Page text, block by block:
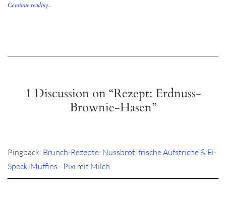
Continue reading...
1 Discussion on “Rezept: Erdnuss-
Brownie-Hasen”
Pingback: Brunch-Rezepte: Nussbrot, frische Aufstriche & Ei-
Speck-Muffins - Pixi mit Milch